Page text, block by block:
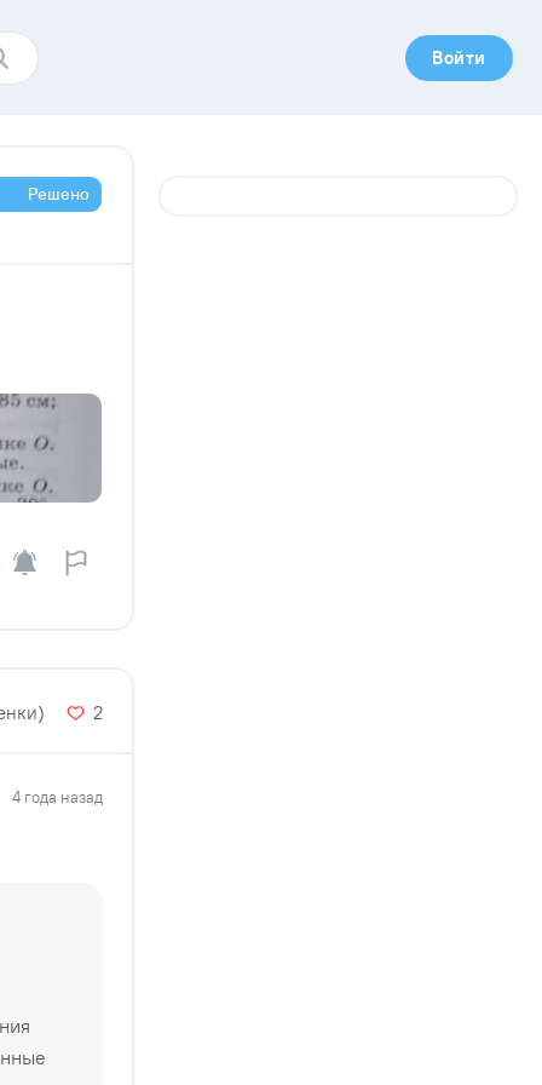
Войти
Решено
2
4 года назад